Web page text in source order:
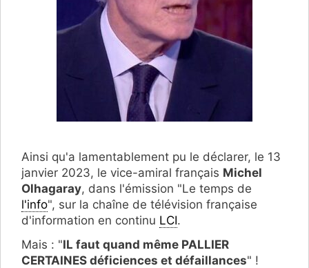
Ainsi qu'a lamentablement pu le déclarer, le 13
janvier 2023, le vice-amiral français Michel
Olhagaray, dans l'émission "Le temps de
l'info", sur la chaîne de télévision française
d'information en continu LCI.
Mais : "IL faut quand même PALLIER
CERTAINES déficiences et défaillances" !